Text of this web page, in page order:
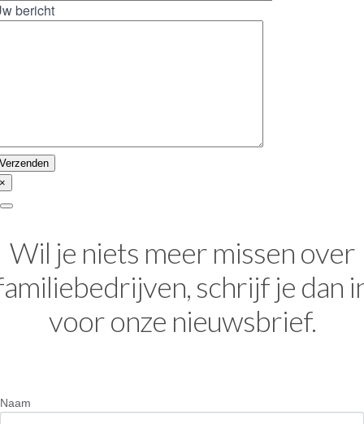
bericht
×
Wil je niets meer missen over
schrijf je dan
voor onze nieuwsbrief.
Naam